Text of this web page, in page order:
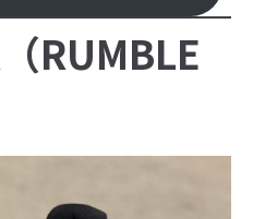
RUMBLE